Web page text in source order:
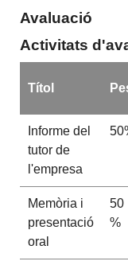
Avaluació
Activitats
Títol
Informe del
tutor de
l'empresa
Memòria i
presentació
oral
50
%